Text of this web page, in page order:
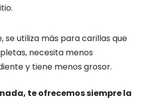
se utiliza más para carillas que
necesita menos
y tiene menos grosor.
te ofrecemos siempre la